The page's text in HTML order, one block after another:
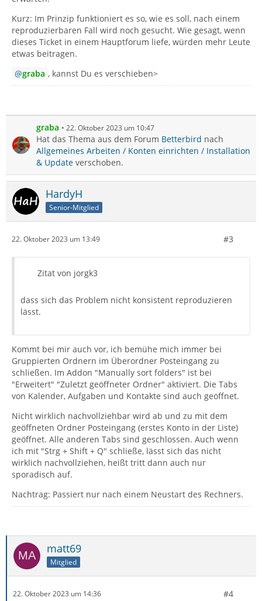
Kurz: Im Prinzip funktioniert es so, wie es soll, nach einem
reproduzierbaren Fall wird noch gesucht. Wie gesagt, wenn
dieses Ticket in einem Hauptforum liefe, würden mehr Leute
etwas beitragen.
graba , kannst Du es verschieben>
graba 22. Oktober 2023 um 10:47
Hat das Thema aus dem Forum Betterbird nach
Allgemeines Arbeiten / Konten einrichten / Installation
& Update verschoben.
HardyH
Senior-Mitglied
22. Oktober 2023 um 13:49 #3
Zitat von jorgk3
dass sich das Problem nicht konsistent reproduzieren
lässt.
Kommt bei mir auch vor, ich bemühe mich immer bei
Gruppierten Ordnern im Überordner Posteingang zu
schließen. Im Addon "Manually sort folders" ist bei
"Erweitert" "Zuletzt geöffneter Ordner" aktiviert. Die Tabs
von Kalender, Aufgaben und Kontakte sind auch geöffnet.
Nicht wirklich nachvollziehbar wird ab und zu mit dem
geöffneten Ordner Posteingang (erstes Konto in der Liste)
geöffnet. Alle anderen Tabs sind geschlossen. Auch wenn
ich mit "Strg + Shift + Q" schließe, lässt sich das nicht
wirklich nachvollziehen, heißt tritt dann auch nur
sporadisch auf.
Nachtrag: Passiert nur nach einem Neustart des Rechners.
matt69
Mitglied
22. Oktober 2023 um 14:36 #4